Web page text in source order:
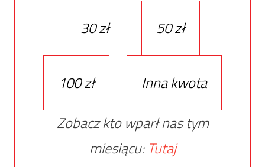
30 zł 50 zł
100 zł
Inna kwota
Zobacz kto wparł nas tym
miesiącu: Tutaj